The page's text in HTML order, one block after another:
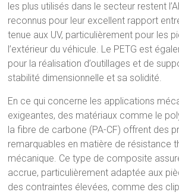
les plus utilisés dans le secteur restent
reconnus pour leur excellent rapport
tenue aux UV, particulièrement pour les
l’extérieur du véhicule. Le PETG est
pour la réalisation d’outillages et de
stabilité dimensionnelle et sa solidité.
En ce qui concerne les applications
exigeantes, des matériaux comme le
la fibre de carbone (PA-CF) offrent des
remarquables en matière de résistance
mécanique. Ce type de composite
accrue, particulièrement adaptée aux
des contraintes élevées, comme des